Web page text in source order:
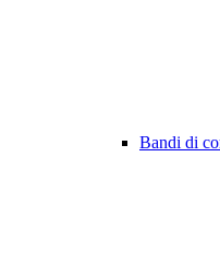
Bandi di